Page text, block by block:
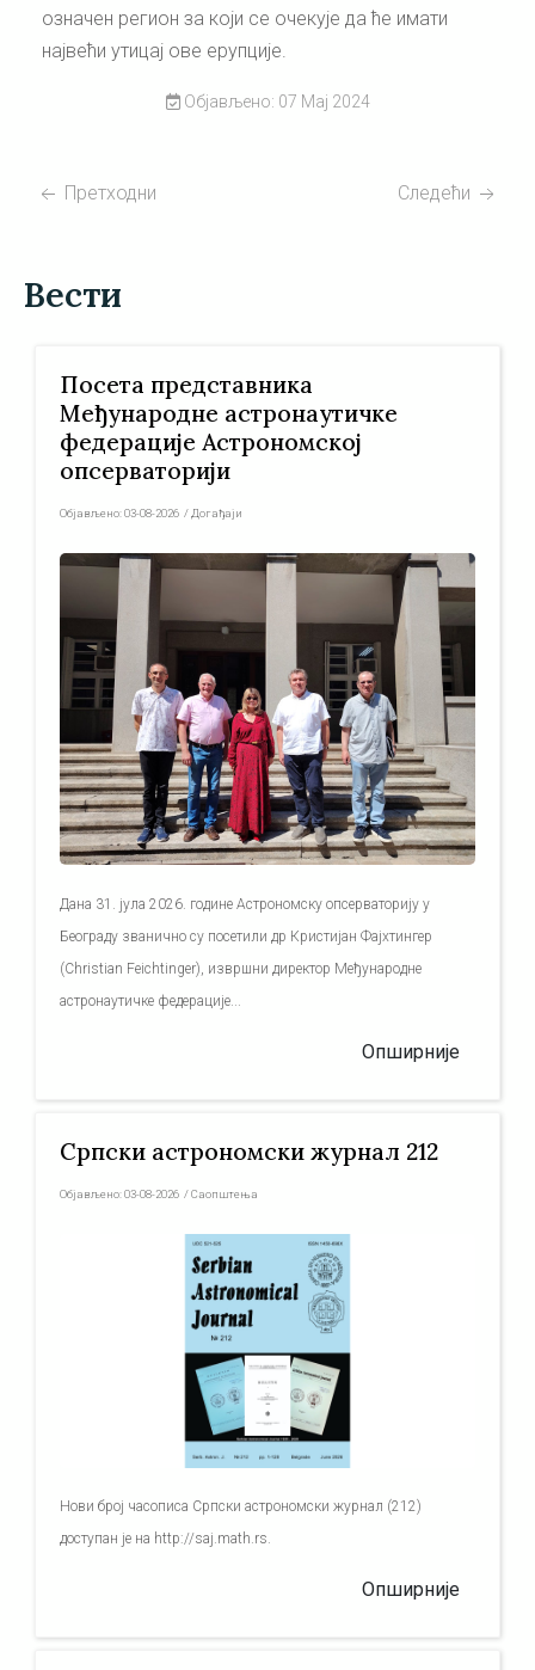
означен регион за који се очекује да ће имати
највећи утицај ове ерупције.
Објављено: 07 Мај 2024
Претходни Следећи
Вести
Посета представника
Међународне астронаутичке
федерације Астрономској
опсерваторији
Објављено:03-08-2026 / Догађаји
Дана 31. јула 2026. године Астрономску опсерваторију у
Београду званично су посетили др Кристијан Фајхтингер
(Christian Feichtinger), извршни директор Међународне
астронаутичке федерације...
Опширније
Српски астрономски журнал 212
Објављено:03-08-2026 /Саопштења
Нови број часописа Српски астрономски журнал (212)
доступан је на http://saj.math.rs.
Опширније